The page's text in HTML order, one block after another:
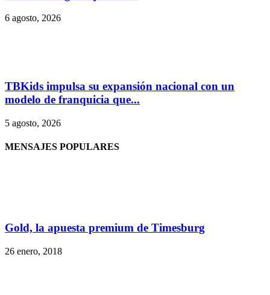
6 agosto, 2026
TBKids impulsa su expansión nacional con un
modelo de franquicia que...
5 agosto, 2026
MENSAJES POPULARES
Gold, la apuesta premium de Timesburg
26 enero, 2018